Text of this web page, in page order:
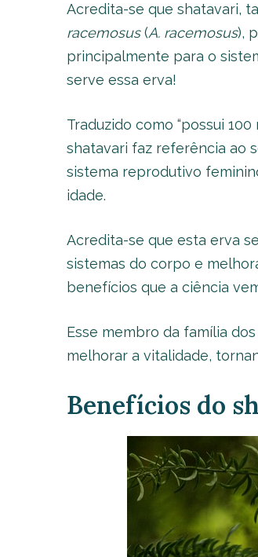
Acredita-se que shatavari,
racemosus(A. racemosus),
principalmente para o
serve essa erva!
Traduzido como “possui
shatavari faz referência ao
sistema reprodutivo
idade.
Acredita-se que esta erva
sistemas do corpo e
benefícios que a ciência
Esse membro da família
melhorar a vitalidade,
Benefícios do